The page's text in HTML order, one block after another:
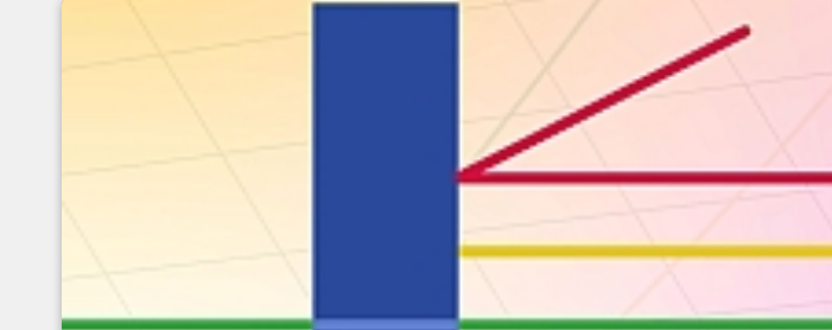
Variables ópticas de influencia